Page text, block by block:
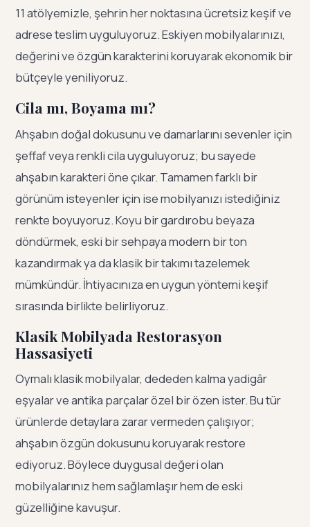
11 atölyemizle, şehrin her noktasına ücretsiz keşif ve
adrese teslim uyguluyoruz. Eskiyen mobilyalarınızı,
değerini ve özgün karakterini koruyarak ekonomik bir
bütçeyle yeniliyoruz.
Cila mı, Boyama mı?
Ahşabın doğal dokusunu ve damarlarını sevenler için
şeffaf veya renkli cila uyguluyoruz; bu sayede
ahşabın karakteri öne çıkar. Tamamen farklı bir
görünüm isteyenler için ise mobilyanızı istediğiniz
renkte boyuyoruz. Koyu bir gardırobu beyaza
döndürmek, eski bir sehpaya modern bir ton
kazandırmak ya da klasik bir takımı tazelemek
mümkündür. İhtiyacınıza en uygun yöntemi keşif
sırasında birlikte belirliyoruz.
Klasik Mobilyada Restorasyon
Hassasiyeti
Oymalı klasik mobilyalar, dededen kalma yadigâr
eşyalar ve antika parçalar özel bir özen ister. Bu tür
ürünlerde detaylara zarar vermeden çalışıyor;
ahşabın özgün dokusunu koruyarak restore
ediyoruz. Böylece duygusal değeri olan
mobilyalarınız hem sağlamlaşır hem de eski
güzelliğine kavuşur.